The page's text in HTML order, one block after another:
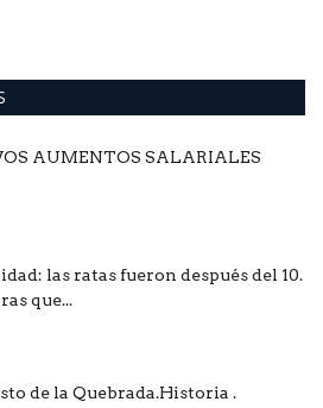
AUMENTOS SALARIALES
las ratas fueron después del 10.
que...
de la Quebrada.Historia .